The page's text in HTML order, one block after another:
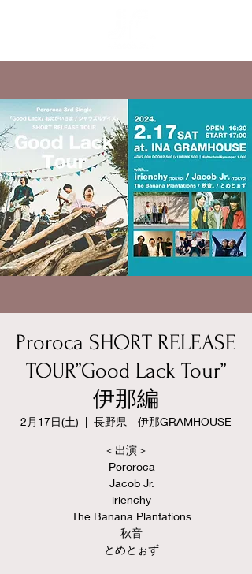
Proroca SHORT RELEASE
TOUR”Good Lack Tour”
伊那編
2月17日(土)
  |
長野県 伊那GRAMHOUSE
＜出演＞
Pororoca
Jacob Jr.
irienchy
The Banana Plantations
秋音
とめとぉず